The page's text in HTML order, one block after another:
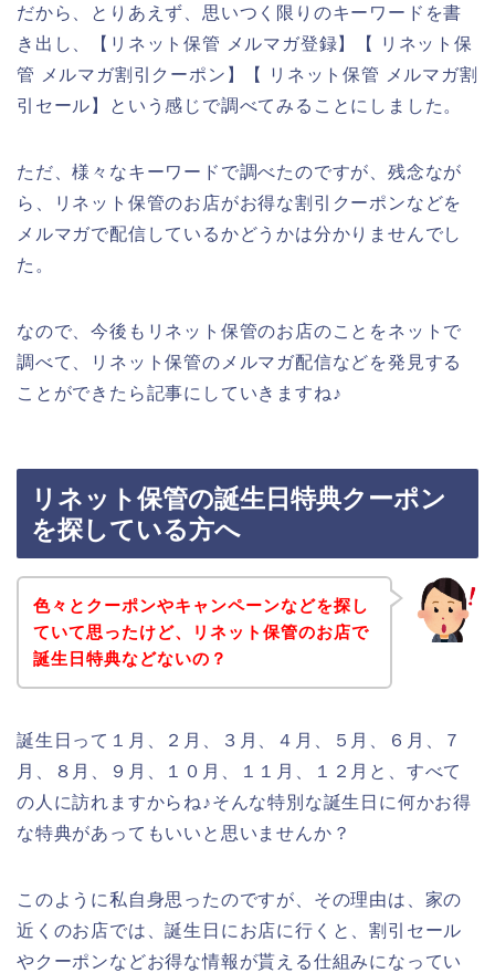
だから、とりあえず、思いつく限りのキーワードを書
き出し、【リネット保管 メルマガ登録】【 リネット保
管 メルマガ割引クーポン】【 リネット保管 メルマガ割
引セール】という感じで調べてみることにしました。
ただ、様々なキーワードで調べたのですが、残念なが
ら、リネット保管のお店がお得な割引クーポンなどを
メルマガで配信しているかどうかは分かりませんでし
た。
なので、今後もリネット保管のお店のことをネットで
調べて、リネット保管のメルマガ配信などを発見する
ことができたら記事にしていきますね♪
リネット保管の誕生日特典クーポン
を探している方へ
色々とクーポンやキャンペーンなどを探し
ていて思ったけど、リネット保管のお店で
誕生日特典などないの？
誕生日って１月、２月、３月、４月、５月、６月、７
月、８月、９月、１０月、１１月、１２月と、すべて
の人に訪れますからね♪そんな特別な誕生日に何かお得
な特典があってもいいと思いませんか？
このように私自身思ったのですが、その理由は、家の
近くのお店では、誕生日にお店に行くと、割引セール
やクーポンなどお得な情報が貰える仕組みになってい